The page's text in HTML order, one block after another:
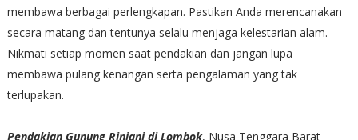
membawa berbagai perlengkapan. Pastikan Anda merencanakan
secara matang dan tentunya selalu menjaga kelestarian alam.
Nikmati setiap momen saat pendakian dan jangan lupa
membawa pulang kenangan serta pengalaman yang tak
terlupakan.
Pendakian Gunung Rinjani di Lombok, Nusa Tenggara Barat